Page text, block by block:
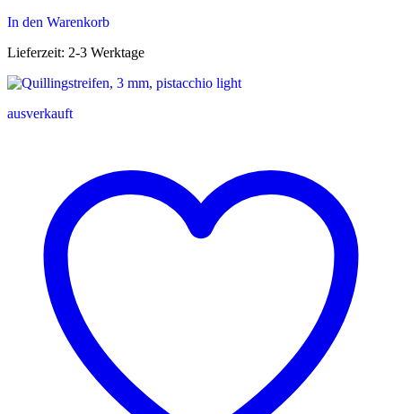
In den Warenkorb
Lieferzeit: 2-3 Werktage
ausverkauft